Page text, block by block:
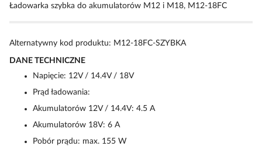
Ładowarka szybka do akumulatorów M12 i M18, M12-18FC
Alternatywny kod produktu: M12-18FC-SZYBKA
DANE TECHNICZNE
Napięcie: 12V / 14.4V / 18V
Prąd ładowania:
Akumulatorów 12V / 14.4V: 4.5 A
Akumulatorów 18V: 6 A
Pobór prądu: max. 155 W